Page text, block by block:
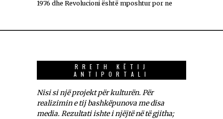
1976 dhe Revolucioni është mposhtur por ne
RRETH KËTIJ
ANTIPORTALI
Nisi si një projekt për kulturën. Për
realizimin e tij bashkëpunova me disa
media. Rezultati ishte i njëjtë në të gjitha;